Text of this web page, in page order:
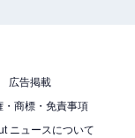
広告掲載
・商標・免責事項
ニュースについて